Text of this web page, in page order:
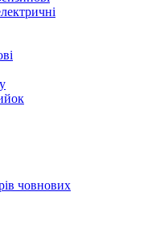
човнових